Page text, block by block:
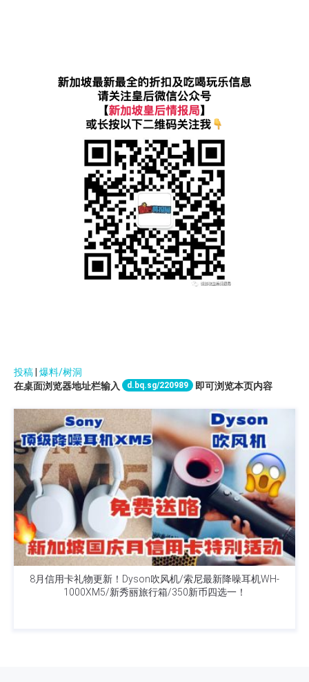
投稿 爆料/树洞
在桌面浏览器地址栏输入
d.bq.sg/220989 即可浏览本页内容
8月信用卡礼物更新！Dyson吹风机/索尼最新降噪耳机WH-
1000XM5/新秀丽旅行箱/350新币四选一！